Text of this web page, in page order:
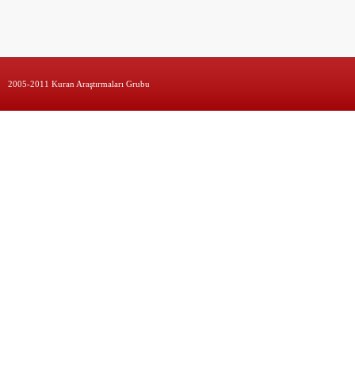
2005-2011 Kuran Araştırmaları Grubu